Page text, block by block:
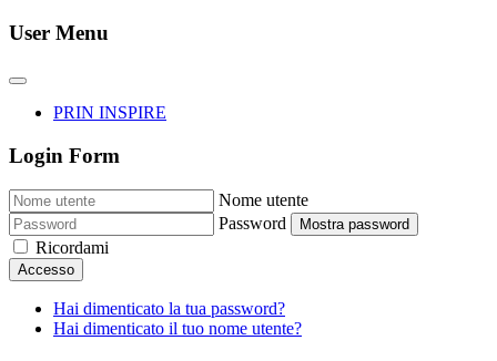
User Menu
PRIN INSPIRE
Login Form
Nome utente
Password
Mostra password
Ricordami
Accesso
Hai dimenticato la tua password?
Hai dimenticato il tuo nome utente?